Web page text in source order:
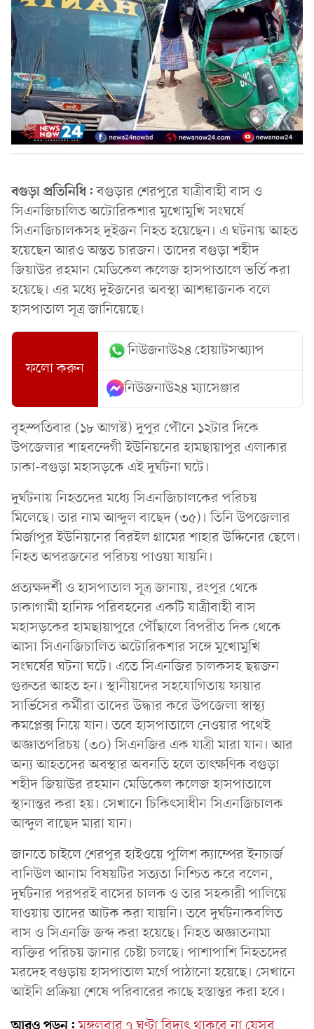
বগুড়া প্রতিনিধি:বগুড়ার শেরপুরে যাত্রীবাহী বাস ও
সিএনজিচালিত অটোরিকশার মুখোমুখি সংঘর্ষে
সিএনজিচালকসহ দুইজন নিহত হয়েছেন। এ ঘটনায় আহত
হয়েছেন আরও অন্তত চারজন। তাদের বগুড়া শহীদ
জিয়াউর রহমান মেডিকেল কলেজ হাসপাতালে ভর্তি করা
হয়েছে। এর মধ্যে দুইজনের অবস্থা আশঙ্কাজনক বলে
হাসপাতাল সূত্র জানিয়েছে।
ফলো করুন
নিউজনাউ২৪ হোয়াটসঅ্যাপ
নিউজনাউ২৪ ম্যাসেঞ্জার
বৃহস্পতিবার (১৮ আগস্ট) দুপুর পৌনে ১২টার দিকে
উপজেলার শাহবন্দেগী ইউনিয়নের হামছায়াপুর এলাকার
ঢাকা-বগুড়া মহাসড়কে এই দুর্ঘটনা ঘটে।
দুর্ঘটনায় নিহতদের মধ্যে সিএনজিচালকের পরিচয়
মিলেছে। তার নাম আব্দুল বাছেদ (৩৫)। তিনি উপজেলার
মির্জাপুর ইউনিয়নের বিরইল গ্রামের শাহার উদ্দিনের ছেলে।
নিহত অপরজনের পরিচয় পাওয়া যায়নি।
প্রত্যক্ষদর্শী ও হাসপাতাল সূত্র জানায়, রংপুর থেকে
ঢাকাগামী হানিফ পরিবহনের একটি যাত্রীবাহী বাস
মহাসড়কের হামছায়াপুরে পৌঁছালে বিপরীত দিক থেকে
আসা সিএনজিচালিত অটোরিকশার সঙ্গে মুখোমুখি
সংঘর্ষের ঘটনা ঘটে। এতে সিএনজির চালকসহ ছয়জন
গুরুতর আহত হন। স্থানীয়দের সহযোগিতায় ফায়ার
সার্ভিসের কর্মীরা তাদের উদ্ধার করে উপজেলা স্বাস্থ্য
কমপ্লেক্স নিয়ে যান। তবে হাসপাতালে নেওয়ার পথেই
অজ্ঞাতপরিচয় (৩০) সিএনজির এক যাত্রী মারা যান। আর
অন্য আহতদের অবস্থার অবনতি হলে তাৎক্ষণিক বগুড়া
শহীদ জিয়াউর রহমান মেডিকেল কলেজ হাসপাতালে
স্থানান্তর করা হয়। সেখানে চিকিৎসাধীন সিএনজিচালক
আব্দুল বাছেদ মারা যান।
জানতে চাইলে শেরপুর হাইওয়ে পুলিশ ক্যাম্পের ইনচার্জ
বানিউল আনাম বিষয়টির সত্যতা নিশ্চিত করে বলেন,
দুর্ঘটনার পরপরই বাসের চালক ও তার সহকারী পালিয়ে
যাওয়ায় তাদের আটক করা যায়নি। তবে দুর্ঘটনাকবলিত
বাস ও সিএনজি জব্দ করা হয়েছে। নিহত অজ্ঞাতনামা
ব্যক্তির পরিচয় জানার চেষ্টা চলছে। পাশাপাশি নিহতদের
মরদেহ বগুড়ায় হাসপাতাল মর্গে পাঠানো হয়েছে। সেখানে
আইনি প্রক্রিয়া শেষে পরিবারের কাছে হস্তান্তর করা হবে।